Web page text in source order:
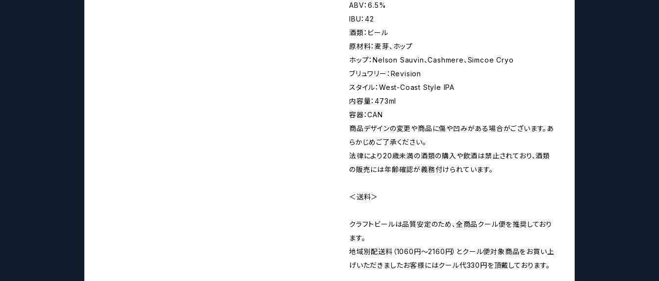
ABV：6.5%
IBU：42
酒類：ビール
原材料：麦芽、ホップ
ホップ：Nelson Sauvin、Cashmere、Simcoe Cryo
ブリュワリー：Revision
スタイル：West-Coast Style IPA
内容量：473ml
容器：CAN
商品デザインの変更や商品に傷や凹みがある場合がございます。あ
らかじめご了承ください。
法律により20歳未満の酒類の購入や飲酒は禁止されており、酒類
の販売には年齢確認が義務付けられています。
＜送料＞
クラフトビールは品質安定のため、全商品クール便を推奨しており
ます。
地域別配送料（1060円～2160円）とクール便対象商品をお買い上
げいただきましたお客様にはクール代330円を頂戴しております。